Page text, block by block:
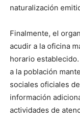
naturalización
Finalmente, el
acudir a la oficina
horario
a la población
sociales oficiales
información
actividades de